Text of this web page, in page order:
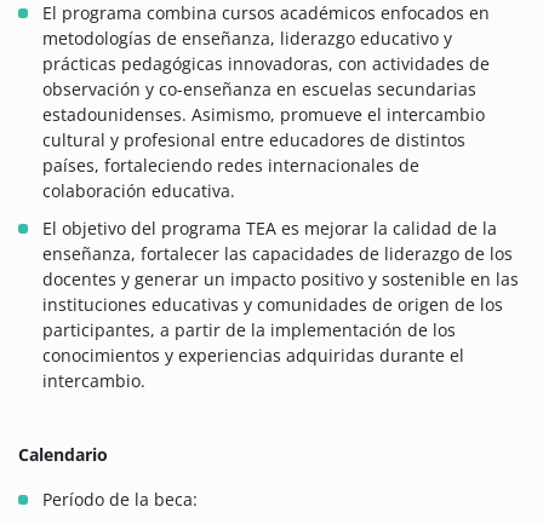
El programa combina cursos académicos enfocados en
metodologías de enseñanza, liderazgo educativo y
prácticas pedagógicas innovadoras, con actividades de
observación y co-enseñanza en escuelas secundarias
estadounidenses. Asimismo, promueve el intercambio
cultural y profesional entre educadores de distintos
países, fortaleciendo redes internacionales de
colaboración educativa.
El objetivo del programa TEA es mejorar la calidad de la
enseñanza, fortalecer las capacidades de liderazgo de los
docentes y generar un impacto positivo y sostenible en las
instituciones educativas y comunidades de origen de los
participantes, a partir de la implementación de los
conocimientos y experiencias adquiridas durante el
intercambio.
Calendario
Período de la beca: